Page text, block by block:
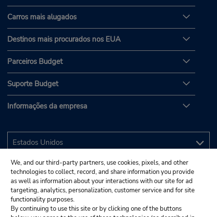
Carros mais alugados
Destinos mais procurados nos EUA
Parceiros Budget
Suporte Budget
Informações da empresa
We, and our third-party partners, use cookies, pixels, and other
technologies to collect, record, and share information you provide
as well as information about your interactions with our site for ad
targeting, analytics, personalization, customer service and for site
functionality purposes.
By continuing to use this site or by clicking one of the buttons